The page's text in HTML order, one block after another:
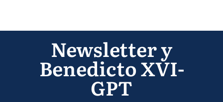
Newsletter y
Benedicto XVI-
GPT